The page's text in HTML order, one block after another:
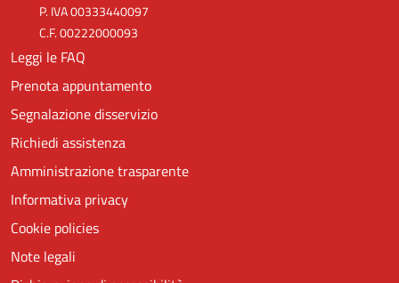
P. IVA 00333440097
C.F. 00222000093
Leggi le FAQ
Prenota appuntamento
Segnalazione disservizio
Richiedi assistenza
Amministrazione trasparente
Informativa privacy
Cookie policies
Note legali